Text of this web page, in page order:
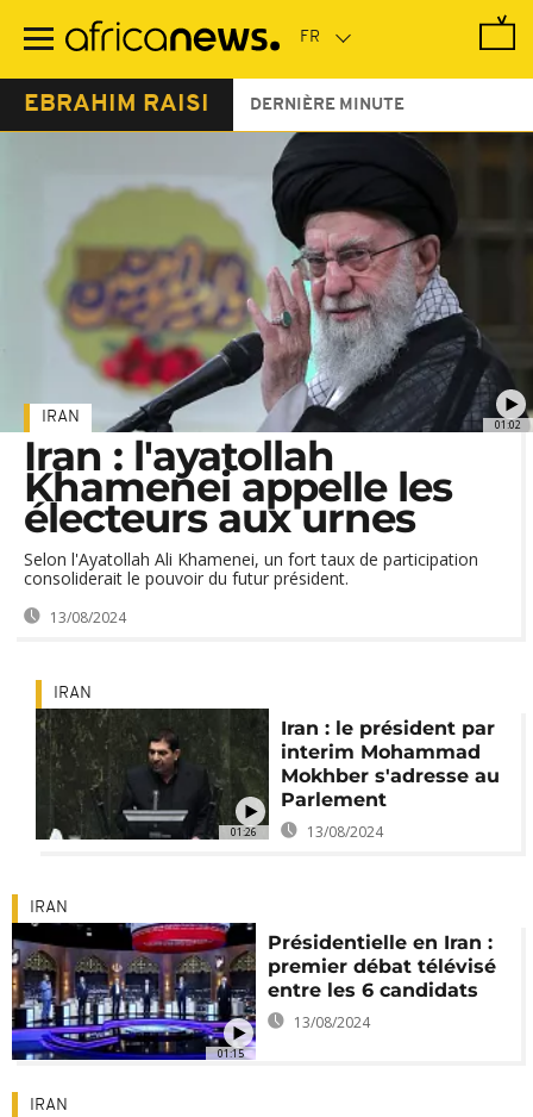
contenu
EBRAHIM RAISI DERNIÈRE MINUTE
01:02
IRAN
Iran : l'ayatollah
Khamenei appelle les
électeurs aux urnes
Selon l'Ayatollah Ali Khamenei, un fort taux de participation
consoliderait le pouvoir du futur président.
13/08/2024
01:26
IRAN
Iran : le président par
interim Mohammad
Mokhber s'adresse au
Parlement
13/08/2024
01:15
IRAN
Présidentielle en Iran :
premier débat télévisé
entre les 6 candidats
13/08/2024
IRAN